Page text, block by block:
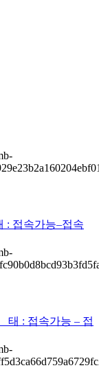
: 접속가능–접속
: 접속가능 – 접